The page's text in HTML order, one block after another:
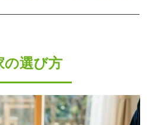
の選び方